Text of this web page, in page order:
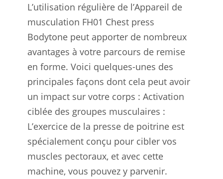
L’utilisation régulière de l’Appareil de
musculation FH01 Chest press
Bodytone peut apporter de nombreux
avantages à votre parcours de remise
en forme. Voici quelques-unes des
principales façons dont cela peut avoir
un impact sur votre corps : Activation
ciblée des groupes musculaires :
L’exercice de la presse de poitrine est
spécialement conçu pour cibler vos
muscles pectoraux, et avec cette
machine, vous pouvez y parvenir.